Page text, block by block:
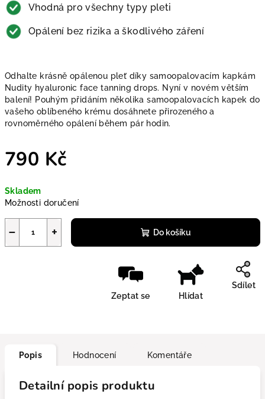
Vhodná pro všechny typy pleti
Opálení bez rizika a škodlivého záření
Odhalte krásně opálenou pleť díky samoopalovacím kapkám
Nudity hyaluronic face tanning drops. Nyní v novém větším
balení! Pouhým přidáním několika samoopalovacích kapek do
vašeho oblíbeného krému dosáhnete přirozeného a
rovnoměrného opálení během pár hodin.
790 Kč
Skladem
Možnosti doručení
+
− Do košíku
Zeptat se Hlídat
Sdílet
Popis Hodnocení Komentáře
Detailní popis produktu